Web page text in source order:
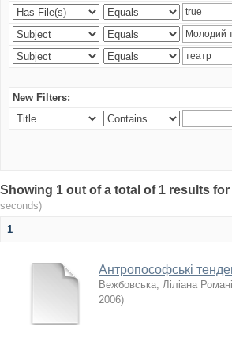
New Filters:
Showing 1 out of a total of 1 results
seconds)
1
Антропософські
Вежбовська, Ліліана
2006)